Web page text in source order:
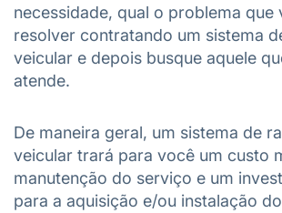
necessidade, qual o problema que
resolver contratando um sistema
veicular e depois busque aquele
atende.
De maneira geral, um sistema de
veicular trará para você um custo
manutenção do serviço e um
para a aquisição e/ou instalação